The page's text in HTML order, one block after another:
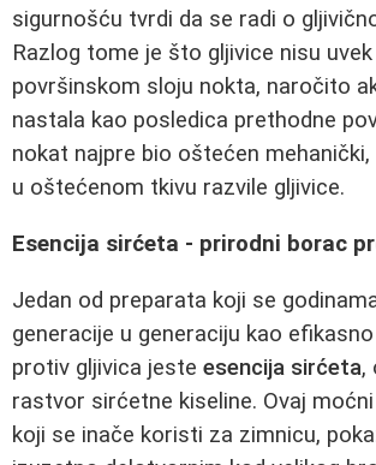
sigurnošću tvrdi da se radi o
Razlog tome je što gljivice nisu
površinskom sloju nokta, naročito
nastala kao posledica prethodne
nokat najpre bio oštećen
u oštećenom tkivu razvile gljivice.
Esencija sirćeta - prirodni borac
Jedan od preparata koji se
generacije u generaciju kao
protiv gljivica jeste esencija sirćeta,
rastvor sirćetne kiseline. Ovaj
koji se inače koristi za zimnicu,